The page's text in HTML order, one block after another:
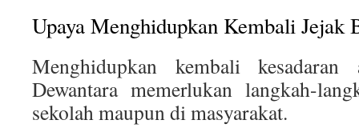
Upaya Menghidupkan Kembali Jejak
Menghidupkan kembali
Dewantara memerlukan langkah-
sekolah maupun di masyarakat.